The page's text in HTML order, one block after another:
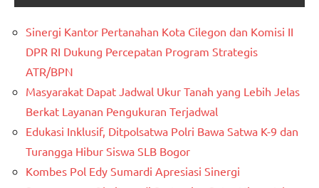
Sinergi Kantor Pertanahan Kota Cilegon dan Komisi II
DPR RI Dukung Percepatan Program Strategis
ATR/BPN
Masyarakat Dapat Jadwal Ukur Tanah yang Lebih Jelas
Berkat Layanan Pengukuran Terjadwal
Edukasi Inklusif, Ditpolsatwa Polri Bawa Satwa K-9 dan
Turangga Hibur Siswa SLB Bogor
Kombes Pol Edy Sumardi Apresiasi Sinergi